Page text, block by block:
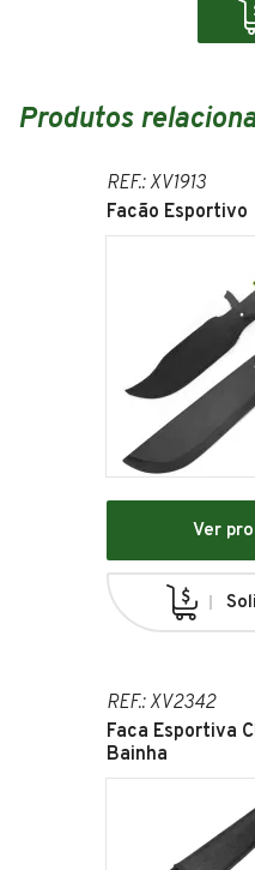
Produtos
REF.: XV1913
Facão Esportivo
Ver
REF.: XV2342
Faca Esportiva
Bainha